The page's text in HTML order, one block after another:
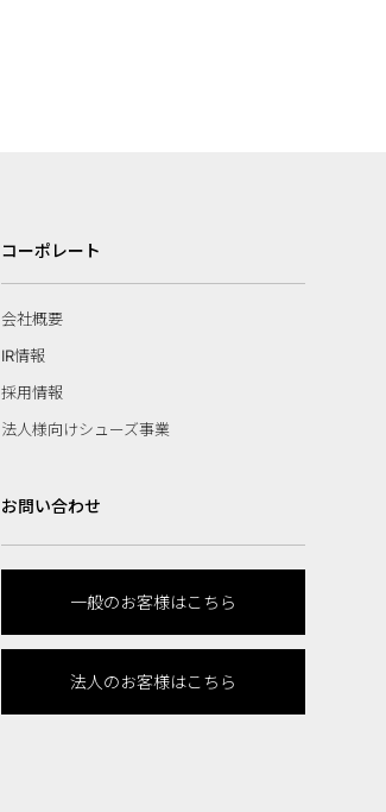
コーポレート
会社概要
IR情報
採用情報
法人様向けシューズ事業
お問い合わせ
一般のお客様はこちら
法人のお客様はこちら